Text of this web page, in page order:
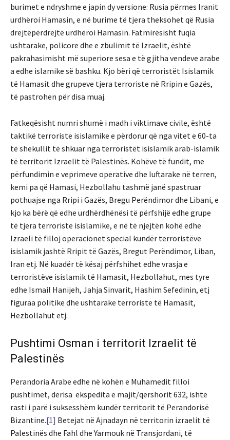
burimet e ndryshme e japin dy versione: Rusia përmes Iranit
urdhëroi Hamasin, e në burime të tjera theksohet që Rusia
drejtëpërdrejtë urdhëroi Hamasin. Fatmirësisht fuqia
ushtarake, policore dhe e zbulimit të Izraelit, është
pakrahasimisht më superiore sesa e të gjitha vendeve arabe
a edhe islamike së bashku. Kjo bëri që terroristët Isislamik
të Hamasit dhe grupeve tjera terroriste në Rripin e Gazës,
të pastrohen për disa muaj.
Fatkeqësisht numri shumë i madh i viktimave civile, është
taktikë terroriste isislamike e përdorur që nga vitet e 60-ta
të shekullit të shkuar nga terroristët isislamik arab-islamik
të territorit Izraelit të Palestinës. Kohëve të fundit, me
përfundimin e veprimeve operative dhe luftarake në terren,
kemi pa që Hamasi, Hezbollahu tashmë janë spastruar
pothuajse nga Rripi i Gazës, Bregu Perëndimor dhe Libani, e
kjo ka bërë që edhe urdhërdhënësi të përfshijë edhe grupe
të tjera terroriste isislamike, e në të njejtën kohë edhe
Izraeli të filloj operacionet special kundër terroristëve
isislamik jashtë Rripit të Gazës, Bregut Perëndimor, Liban,
Iran etj. Në kuadër të kësaj përfshihet edhe vrasja e
terroristëve isislamik të Hamasit, Hezbollahut, mes tyre
edhe Ismail Hanijeh, Jahja Sinvarit, Hashim Sefedinin, etj
figuraa politike dhe ushtarake terroriste të Hamasit,
Hezbollahut etj.
Pushtimi Osman i territorit Izraelit të
Palestinës
Perandoria Arabe edhe në kohën e Muhamedit filloi
pushtimet, derisa ekspedita e majit/qershorit 632, ishte
rasti i parë i suksesshëm kundër territorit të Perandorisë
Bizantine.[1] Betejat në Ajnadayn në territorin izraelit të
Palestinës dhe Fahl dhe Yarmouk në Transjordani, të